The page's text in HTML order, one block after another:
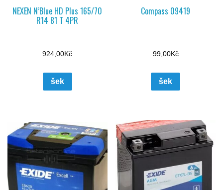
NEXEN N’Blue HD Plus 165/70
R14 81 T 4PR
924,00Kč
šek
Compass 09419
99,00Kč
šek